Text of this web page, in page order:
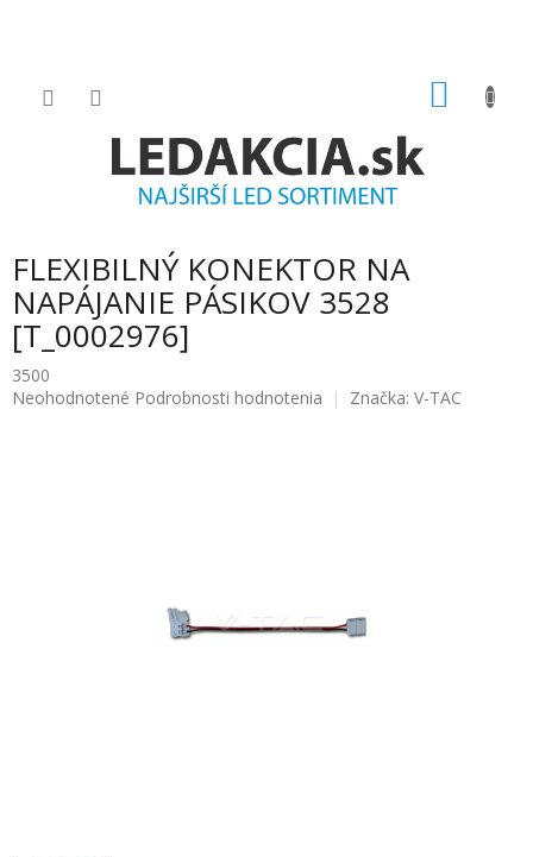
FLEXIBILNÝ KONEKTOR NA
NAPÁJANIE PÁSIKOV 3528
[T_0002976]
3500
Priemerné
Neohodnotené Podrobnosti hodnotenia Značka: V-TAC